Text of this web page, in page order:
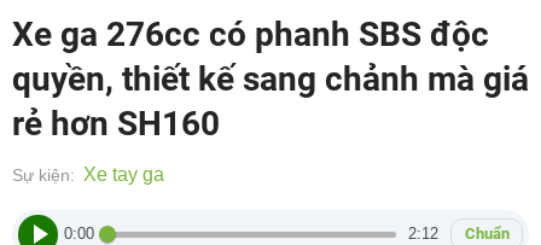
Xe ga 276cc có phanh SBS độc
quyền, thiết kế sang chảnh mà giá
rẻ hơn SH160
Sự kiện: Xe tay ga
0:00 2:12 Chuẩn